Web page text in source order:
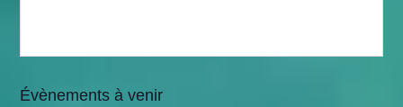
Évènements à venir